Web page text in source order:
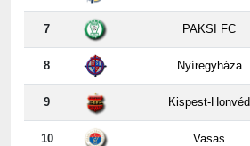
7 PAKSI FC
8 Nyíregyháza
9 Kispest-Honvéd
10 Vasas